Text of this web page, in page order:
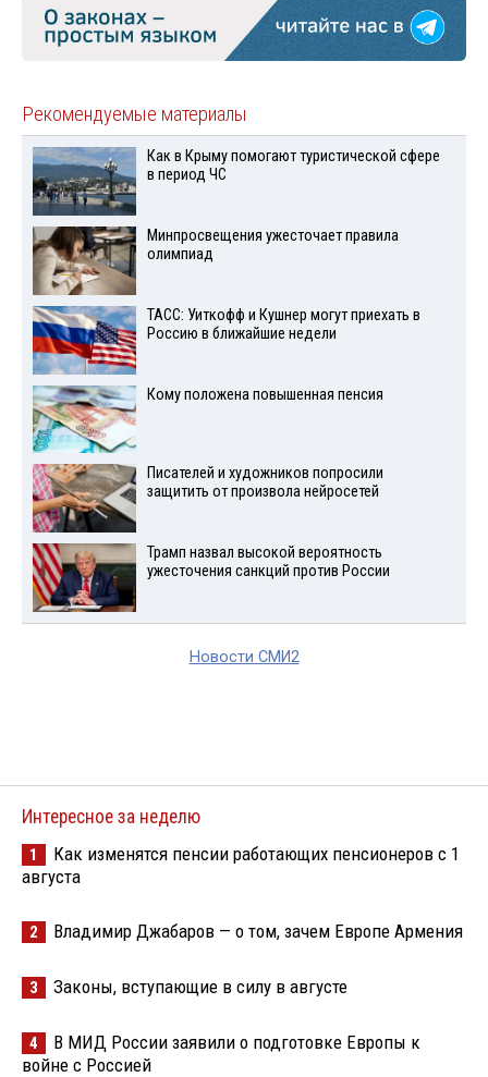
Рекомендуемые материалы
Как в Крыму помогают туристической сфере
в период ЧС
Минпросвещения ужесточает правила
олимпиад
ТАСС: Уиткофф и Кушнер могут приехать в
Россию в ближайшие недели
Кому положена повышенная пенсия
Писателей и художников попросили
защитить от произвола нейросетей
Трамп назвал высокой вероятность
ужесточения санкций против России
Новости СМИ2
Интересное за неделю
1
Как изменятся пенсии работающих пенсионеров с 1
августа
2 Владимир Джабаров — о том, зачем Европе Армения
3 Законы, вступающие в силу в августе
4
В МИД России заявили о подготовке Европы к
войне с Россией